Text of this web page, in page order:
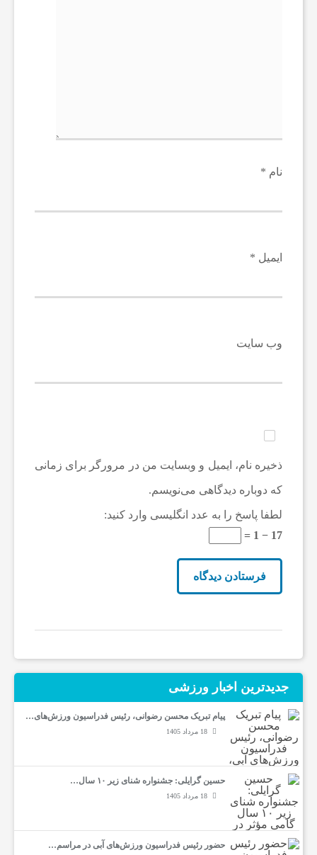
نام *
ایمیل *
وب‌ سایت
ذخیره نام، ایمیل و وبسایت من در مرورگر برای زمانی
که دوباره دیدگاهی می‌نویسم.
لطفا پاسخ را به عدد انگلیسی وارد کنید:
17 − 1 =
جدیدترین‌ اخبار ورزشی
پیام تبریک محسن رضوانی، رئیس فدراسیون ورزش‌های…
18 مرداد 1405
حسین گرایلی: جشنواره شنای زیر ۱۰ سال…
18 مرداد 1405
حضور رئیس فدراسیون ورزش‌های آبی در مراسم…